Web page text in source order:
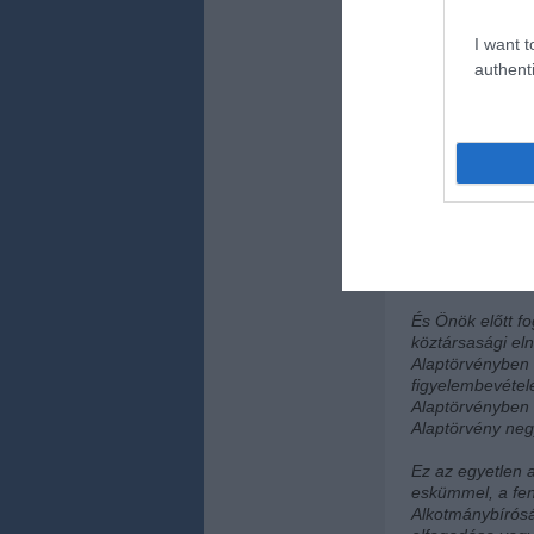
I want
hogy
csak egyetlen
rész szerint
súlytól
És Önök előtt
köztársasági
Alaptörvény
Ez az egyetlen
eskümmel, a